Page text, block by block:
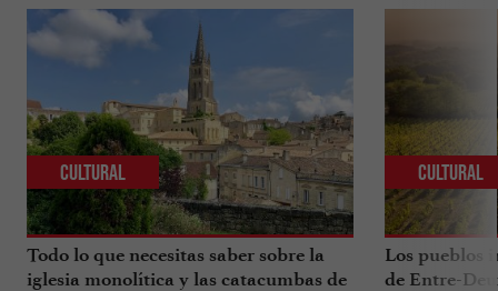
Todo lo que necesitas saber sobre la
iglesia monolítica y las catacumbas de
Cultural
Los pueblos
de Entre-
Cultural